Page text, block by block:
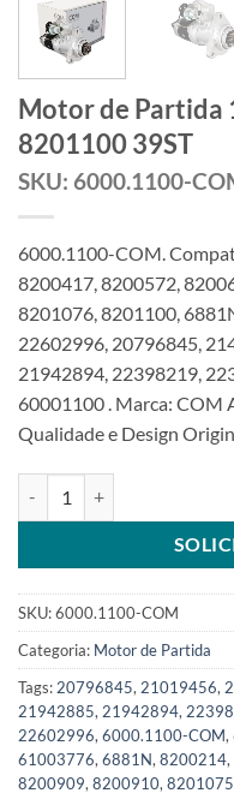
Motor de Partida
8201100 39ST
SKU: 6000.1100-
6000.1100-COM.
8200417, 8200572,
8201076, 8201100,
22602996, 20796845,
21942894, 22398219,
60001100 . Marca: COM
Qualidade e Design
SKU:6000.1100-COM
Categoria: Motor de Partida
Tags: 20796845, 21019456,
21942885, 21942894,
22602996, 6000.1100-COM,
61003776, 6881N, 8200214,
8200909, 8200910, 8201075